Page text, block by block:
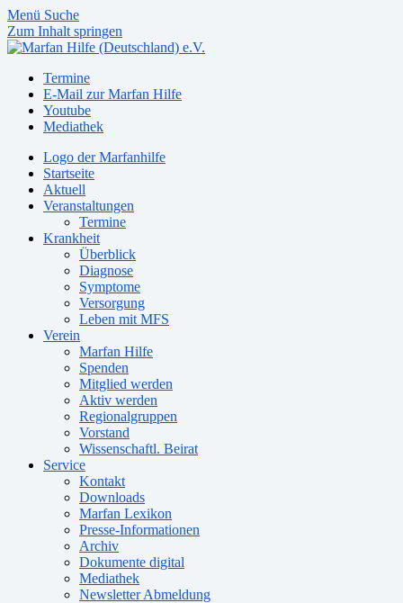
Menü Suche
Zum Inhalt springen
Termine
E-Mail zur Marfan Hilfe
Youtube
Mediathek
Logo der Marfanhilfe
Startseite
Aktuell
Veranstaltungen
Termine
Krankheit
Überblick
Diagnose
Symptome
Versorgung
Leben mit MFS
Verein
Marfan Hilfe
Spenden
Mitglied werden
Aktiv werden
Regionalgruppen
Vorstand
Wissenschaftl. Beirat
Service
Kontakt
Downloads
Marfan Lexikon
Presse-Informationen
Archiv
Dokumente digital
Mediathek
Newsletter Abmeldung